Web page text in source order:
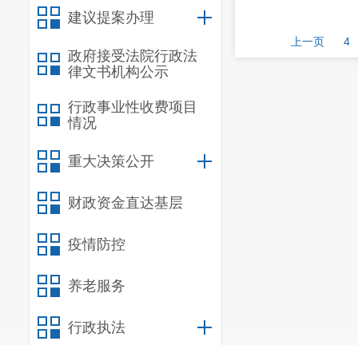
建议提案办理
政府接受法院行政法
律文书机构公示
行政事业性收费项目
情况
重大决策公开
财政资金直达基层
疫情防控
养老服务
行政执法
上一页 4